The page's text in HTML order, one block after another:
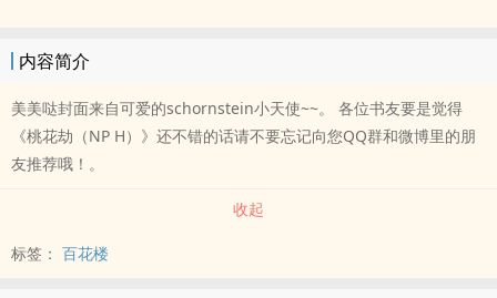
内容简介
美美哒封面来自可爱的schornstein小天使~~。 各位书友要是觉得
《桃花劫（NP H）》还不错的话请不要忘记向您QQ群和微博里的朋
友推荐哦！。
收起
标签： 百花楼